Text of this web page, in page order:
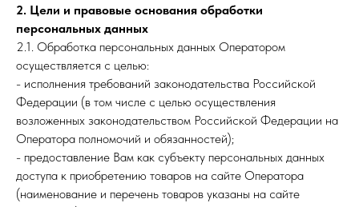
2. Цели и правовые основания обработки
персональных данных
2.1. Обработка персональных данных Оператором
осуществляется с целью:
- исполнения требований законодательства Российской
Федерации (в том числе с целью осуществления
возложенных законодательством Российской Федерации на
Оператора полномочий и обязанностей);
- предоставление Вам как субъекту персональных данных
доступа к приобретению товаров на сайте Оператора
(наименование и перечень товаров указаны на сайте